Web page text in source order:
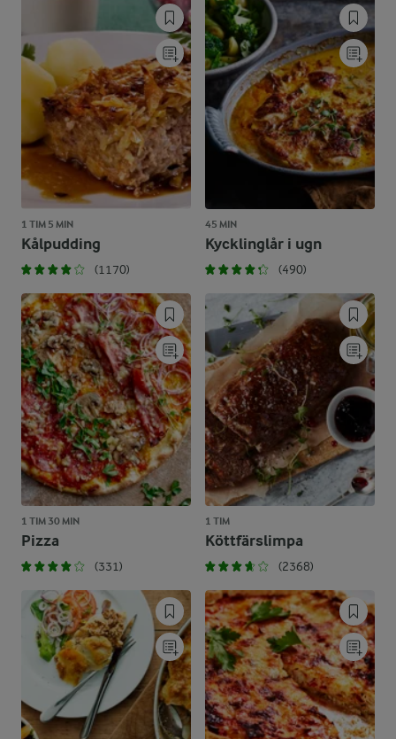
1 TIM 5 MIN
Kålpudding
(1170)
45 MIN
Kycklinglår i ugn
(490)
1 TIM 30 MIN
Pizza
(331)
1 TIM
Köttfärslimpa
(2368)